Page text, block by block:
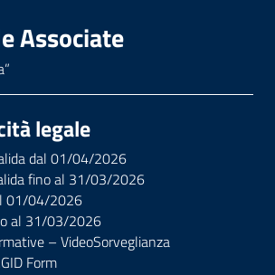
Associate
legale
dal 01/04/2026
fino al 31/03/2026
01/04/2026
al 31/03/2026
– VideoSorveglianza
Form